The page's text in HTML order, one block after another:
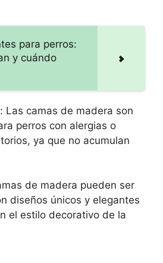
para perros:
y cuándo
Las camas de madera son
perros con alergias o
ya que no acumulan
de madera pueden ser
diseños únicos y elegantes
el estilo decorativo de la